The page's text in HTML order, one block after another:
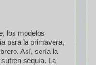
los modelos
para la primavera,
Así, sería la
sequía. La